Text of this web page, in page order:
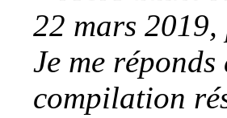
22 mars
Je me
compilation